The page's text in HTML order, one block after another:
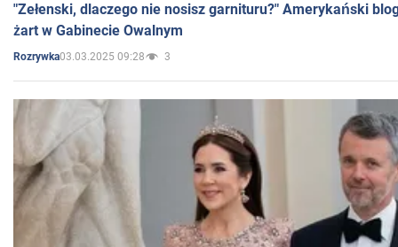
"Zełenski, dlaczego nie nosisz garnituru?" Amerykański
żart w Gabinecie Owalnym
Rozrywka03.03.2025 09:28 3